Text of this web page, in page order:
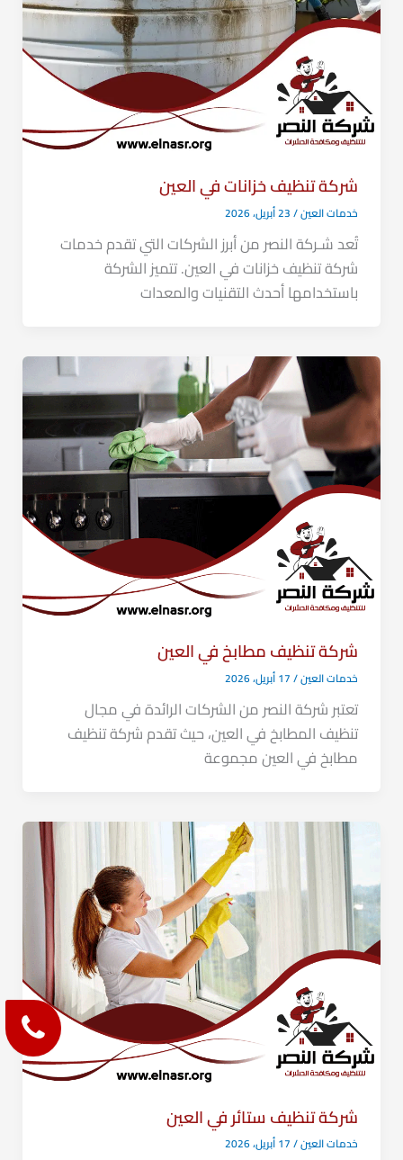
شركة تنظيف خزانات في العين
خدمات العين/23 أبريل، 2026
تُعد شـركة النصر من أبرز الشركات التي تقدم خدمات
شركة تنظيف خزانات في العين. تتميز الشركة
باستخدامها أحدث التقنيات والمعدات
شركة تنظيف مطابخ في العين
خدمات العين/17 أبريل، 2026
تعتبر شركة النصر من الشركات الرائدة في مجال
تنظيف المطابخ في العين، حيث تقدم شركة تنظيف
مطابخ في العين مجموعة
شركة تنظيف ستائر في العين
خدمات العين/17 أبريل، 2026